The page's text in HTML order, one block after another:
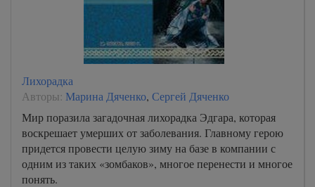
Лихорадка
Авторы: Марина Дяченко, Сергей Дяченко
Мир поразила загадочная лихорадка Эдгара, которая
воскрешает умерших от заболевания. Главному герою
придется провести целую зиму на базе в компании с
одним из таких «зомбаков», многое перенести и многое
понять.